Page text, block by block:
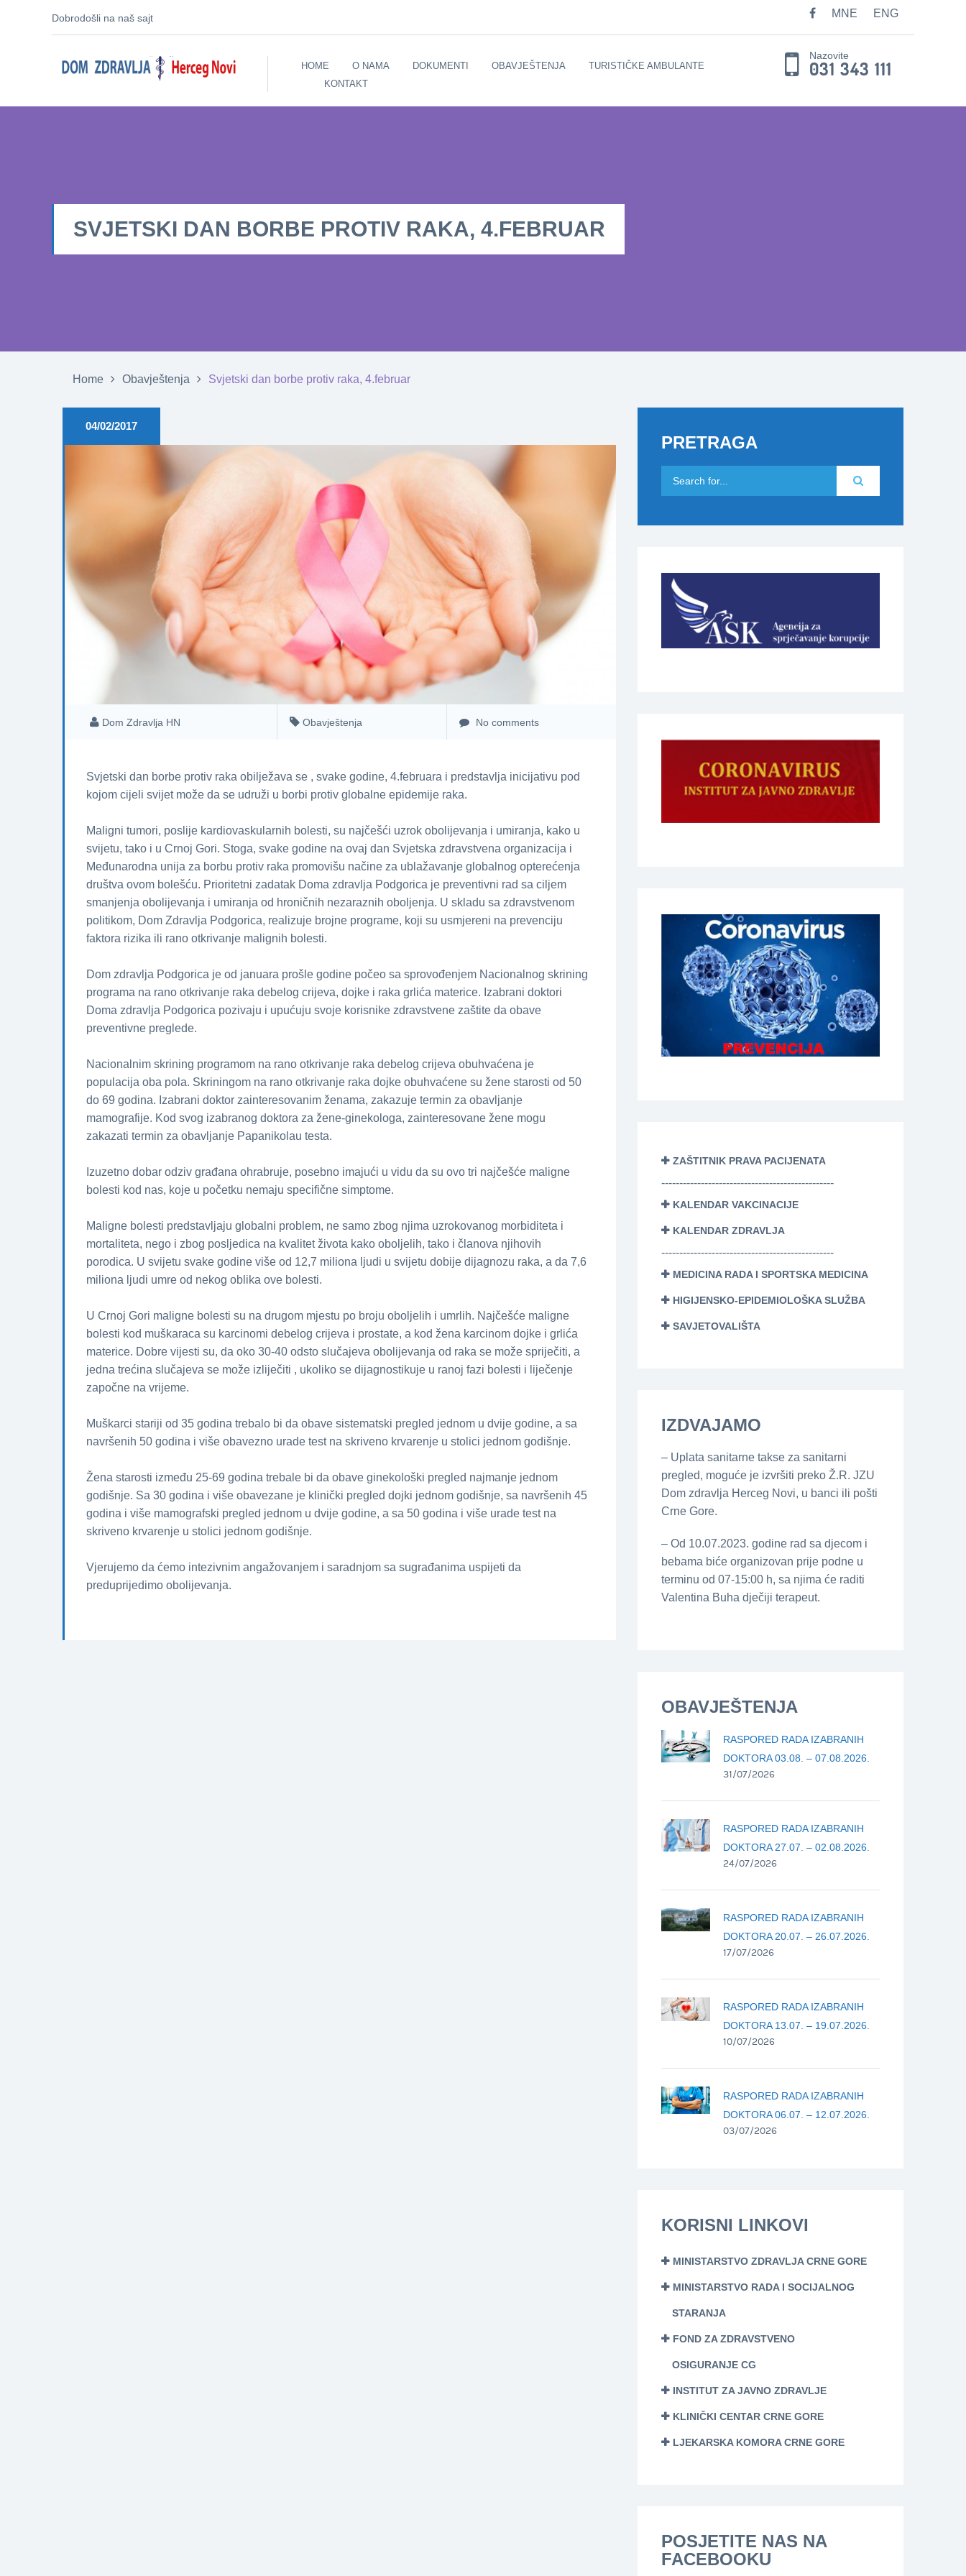
Dobrodošli na naš sajt MNE ENG
HOME O NAMA DOKUMENTI OBAVJEŠTENJA
TURISTIČKE AMBULANTE
KONTAKT
Nazovite
031 343 111
SVJETSKI DAN BORBE PROTIV RAKA, 4.FEBRUAR
Home Obavještenja Svjetski dan borbe protiv raka, 4.februar
04/02/2017
Dom Zdravlja HN Obavještenja No comments
Svjetski dan borbe protiv raka obilježava se , svake godine, 4.februara i predstavlja inicijativu pod
kojom cijeli svijet može da se udruži u borbi protiv globalne epidemije raka.
Maligni tumori, poslije kardiovaskularnih bolesti, su najčešći uzrok obolijevanja i umiranja, kako u
svijetu, tako i u Crnoj Gori. Stoga, svake godine na ovaj dan Svjetska zdravstvena organizacija i
Međunarodna unija za borbu protiv raka promovišu načine za ublažavanje globalnog opterećenja
društva ovom bolešću. Prioritetni zadatak Doma zdravlja Podgorica je preventivni rad sa ciljem
smanjenja obolijevanja i umiranja od hroničnih nezaraznih oboljenja. U skladu sa zdravstvenom
politikom, Dom Zdravlja Podgorica, realizuje brojne programe, koji su usmjereni na prevenciju
faktora rizika ili rano otkrivanje malignih bolesti.
Dom zdravlja Podgorica je od januara prošle godine počeo sa sprovođenjem Nacionalnog skrining
programa na rano otkrivanje raka debelog crijeva, dojke i raka grlića materice. Izabrani doktori
Doma zdravlja Podgorica pozivaju i upućuju svoje korisnike zdravstvene zaštite da obave
preventivne preglede.
Nacionalnim skrining programom na rano otkrivanje raka debelog crijeva obuhvaćena je
populacija oba pola. Skriningom na rano otkrivanje raka dojke obuhvaćene su žene starosti od 50
do 69 godina. Izabrani doktor zainteresovanim ženama, zakazuje termin za obavljanje
mamografije. Kod svog izabranog doktora za žene-ginekologa, zainteresovane žene mogu
zakazati termin za obavljanje Papanikolau testa.
Izuzetno dobar odziv građana ohrabruje, posebno imajući u vidu da su ovo tri najčešće maligne
bolesti kod nas, koje u početku nemaju specifične simptome.
Maligne bolesti predstavljaju globalni problem, ne samo zbog njima uzrokovanog morbiditeta i
mortaliteta, nego i zbog posljedica na kvalitet života kako oboljelih, tako i članova njihovih
porodica. U svijetu svake godine više od 12,7 miliona ljudi u svijetu dobije dijagnozu raka, a da 7,6
miliona ljudi umre od nekog oblika ove bolesti.
U Crnoj Gori maligne bolesti su na drugom mjestu po broju oboljelih i umrlih. Najčešće maligne
bolesti kod muškaraca su karcinomi debelog crijeva i prostate, a kod žena karcinom dojke i grlića
materice. Dobre vijesti su, da oko 30-40 odsto slučajeva obolijevanja od raka se može spriječiti, a
jedna trećina slučajeva se može izliječiti , ukoliko se dijagnostikuje u ranoj fazi bolesti i liječenje
započne na vrijeme.
Muškarci stariji od 35 godina trebalo bi da obave sistematski pregled jednom u dvije godine, a sa
navršenih 50 godina i više obavezno urade test na skriveno krvarenje u stolici jednom godišnje.
Žena starosti između 25-69 godina trebale bi da obave ginekološki pregled najmanje jednom
godišnje. Sa 30 godina i više obavezane je klinički pregled dojki jednom godišnje, sa navršenih 45
godina i više mamografski pregled jednom u dvije godine, a sa 50 godina i više urade test na
skriveno krvarenje u stolici jednom godišnje.
Vjerujemo da ćemo intezivnim angažovanjem i saradnjom sa sugrađanima uspijeti da
preduprijedimo obolijevanja.
PRETRAGA
ZAŠTITNIK PRAVA PACIJENATA
------------------------------------------------
KALENDAR VAKCINACIJE
KALENDAR ZDRAVLJA
------------------------------------------------
MEDICINA RADA I SPORTSKA MEDICINA
HIGIJENSKO-EPIDEMIOLOŠKA SLUŽBA
SAVJETOVALIŠTA
IZDVAJAMO
– Uplata sanitarne takse za sanitarni
pregled, moguće je izvršiti preko Ž.R. JZU
Dom zdravlja Herceg Novi, u banci ili pošti
Crne Gore.
– Od 10.07.2023. godine rad sa djecom i
bebama biće organizovan prije podne u
terminu od 07-15:00 h, sa njima će raditi
Valentina Buha dječiji terapeut.
OBAVJEŠTENJA
RASPORED RADA IZABRANIH
DOKTORA 03.08. – 07.08.2026.
31/07/2026
RASPORED RADA IZABRANIH
DOKTORA 27.07. – 02.08.2026.
24/07/2026
RASPORED RADA IZABRANIH
DOKTORA 20.07. – 26.07.2026.
17/07/2026
RASPORED RADA IZABRANIH
DOKTORA 13.07. – 19.07.2026.
10/07/2026
RASPORED RADA IZABRANIH
DOKTORA 06.07. – 12.07.2026.
03/07/2026
KORISNI LINKOVI
MINISTARSTVO ZDRAVLJA CRNE GORE
MINISTARSTVO RADA I SOCIJALNOG
STARANJA
FOND ZA ZDRAVSTVENO
OSIGURANJE CG
INSTITUT ZA JAVNO ZDRAVLJE
KLINIČKI CENTAR CRNE GORE
LJEKARSKA KOMORA CRNE GORE
POSJETITE NAS NA
FACEBOOKU